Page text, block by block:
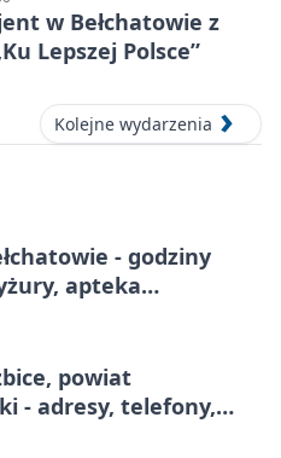
w Bełchatowie z
Lepszej Polsce”
Kolejne wydarzenia
- godziny
apteka
powiat
- adresy, telefony,